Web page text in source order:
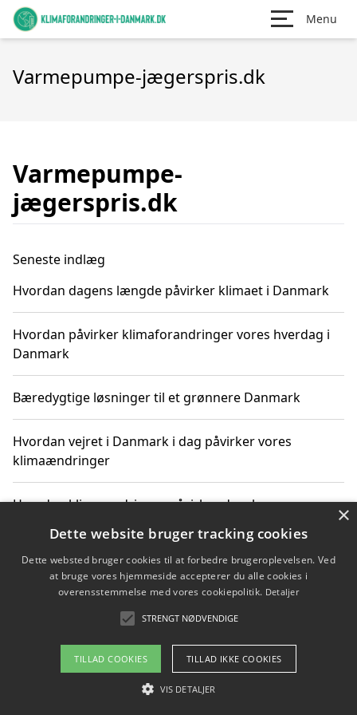
Menu
Varmepumpe-jægerspris.dk
Varmepumpe-
jægerspris.dk
Seneste indlæg
Hvordan dagens længde påvirker klimaet i Danmark
Hvordan påvirker klimaforandringer vores hverdag i
Danmark
Bæredygtige løsninger til et grønnere Danmark
Hvordan vejret i Danmark i dag påvirker vores
klimaændringer
Hvordan klimaændringer påvirker danske unges
Copyright 2026 - Pilanto Aps
Om / kontakt
Blog Betingelser
×
Dette website bruger tracking cookies
Dette websted bruger cookies til at forbedre brugeroplevelsen. Ved
at bruge vores hjemmeside accepterer du alle cookies i
overensstemmelse med vores cookiepolitik. Detaljer
STRENGT NØDVENDIGE
TILLAD COOKIES TILLAD IKKE COOKIES
VIS DETALJER